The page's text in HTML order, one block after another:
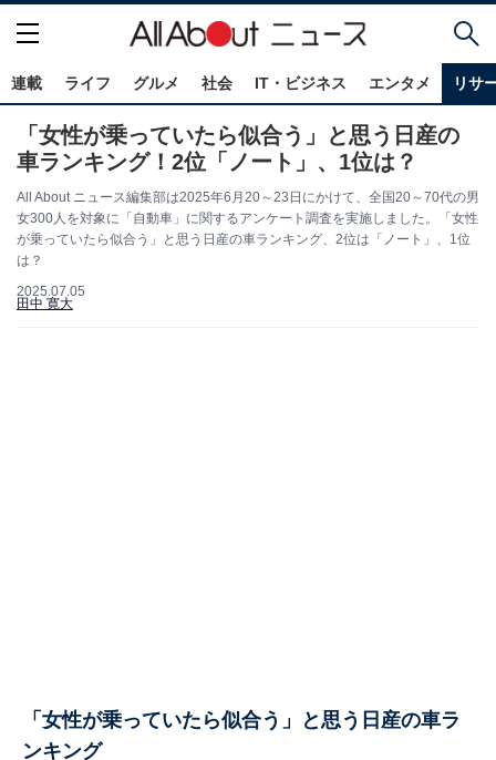
連載 ライフ グルメ 社会 IT・ビジネス エンタメ リサ
「女性が乗っていたら似合う」と思う日産の
車ランキング！2位「ノート」、1位は？
All About ニュース編集部は2025年6月20～23日にかけて、全国20～70代の男
女300人を対象に「自動車」に関するアンケート調査を実施しました。「女性
が乗っていたら似合う」と思う日産の車ランキング、2位は「ノート」、1位
は？
2025.07.05
田中 寛大
「女性が乗っていたら似合う」と思う日産の車ラ
ンキング